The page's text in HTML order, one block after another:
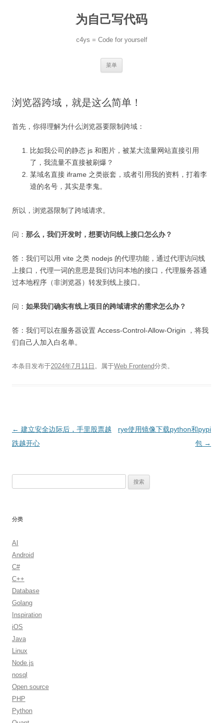
为自己写代码
c4ys = Code for yourself
菜单
浏览器跨域，就是这么简单！
首先，你得理解为什么浏览器要限制跨域：
比如我公司的静态 js 和图片，被某大流量网站直接引用
了，我流量不直接被刷爆？
某域名直接 iframe 之类嵌套，或者引用我的资料，打着李
逵的名号，其实是李鬼。
所以，浏览器限制了跨域请求。
问： 那么，我们开发时，想要访问线上接口怎么办？
答：我们可以用 vite 之类 nodejs 的代理功能，通过代理访问线
上接口，代理一词的意思是我们访问本地的接口，代理服务器通
过本地程序（非浏览器）转发到线上接口。
问： 如果我们确实有线上项目的跨域请求的需求怎么办？
答：我们可以在服务器设置 Access-Control-Allow-Origin ，将我
们自己人加入白名单。
本条目发布于2024年7月11日 。属于Web Frontend分类。
文
章
← 建立安全边际后，手里股票越
跌越开心
rye使用镜像下载python和pypi
包 →
分类
AI
Android
C#
C++
Database
Golang
Inspiration
iOS
Java
Linux
Node.js
nosql
Open source
PHP
Python